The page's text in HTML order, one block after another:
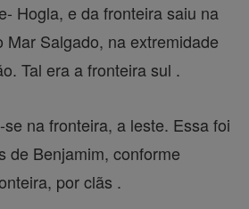
Hogla, e da fronteira saiu na
Mar Salgado, na extremidade
Tal era a fronteira sul .
na fronteira, a leste. Essa foi
de Benjamim, conforme
por clãs .